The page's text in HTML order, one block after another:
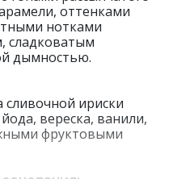
оттенками
нотками
сладковатым
дымностью.
сливочной ириски
вереска, ванили,
фруктовыми